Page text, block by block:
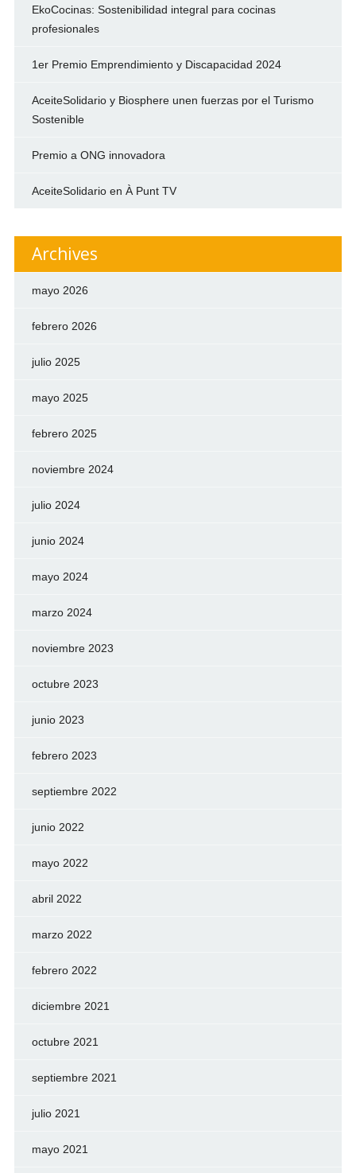
EkoCocinas: Sostenibilidad integral para cocinas
profesionales
1er Premio Emprendimiento y Discapacidad 2024
AceiteSolidario y Biosphere unen fuerzas por el Turismo
Sostenible
Premio a ONG innovadora
AceiteSolidario en À Punt TV
Archives
mayo 2026
febrero 2026
julio 2025
mayo 2025
febrero 2025
noviembre 2024
julio 2024
junio 2024
mayo 2024
marzo 2024
noviembre 2023
octubre 2023
junio 2023
febrero 2023
septiembre 2022
junio 2022
mayo 2022
abril 2022
marzo 2022
febrero 2022
diciembre 2021
octubre 2021
septiembre 2021
julio 2021
mayo 2021